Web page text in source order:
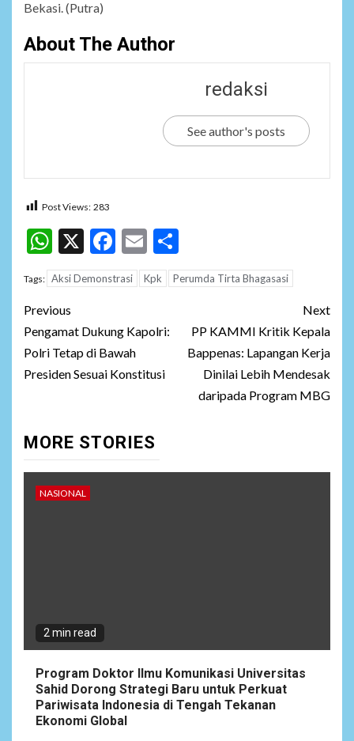
Bekasi. (Putra)
About The Author
redaksi
See author's posts
Post Views: 283
WhatsApp
X Facebook
Email
Tags: Aksi Demonstrasi Kpk Perumda Tirta Bhagasasi
Post
navigation
Previous
Pengamat Dukung Kapolri:
Polri Tetap di Bawah
Presiden Sesuai Konstitusi
Next
PP KAMMI Kritik Kepala
Bappenas: Lapangan Kerja
Dinilai Lebih Mendesak
daripada Program MBG
MORE STORIES
NASIONAL
2 min read
Program Doktor Ilmu Komunikasi Universitas
Sahid Dorong Strategi Baru untuk Perkuat
Pariwisata Indonesia di Tengah Tekanan
Ekonomi Global